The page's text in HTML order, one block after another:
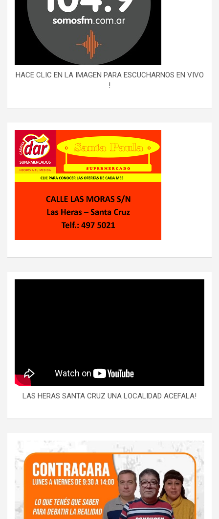
HACE CLIC EN LA IMAGEN PARA ESCUCHARNOS EN VIVO
!
LAS HERAS SANTA CRUZ UNA LOCALIDAD ACEFALA!